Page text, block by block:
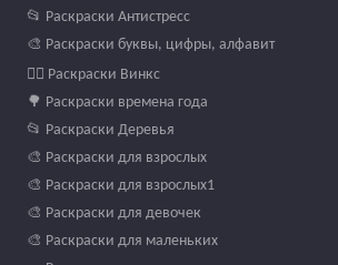
📂 Раскраски Антистресс
🎨 Раскраски буквы, цифры, алфавит
🧚‍♀️ Раскраски Винкс
🌳 Раскраски времена года
📂 Раскраски Деревья
🎨 Раскраски для взрослых
🎨 Раскраски для взрослых1
🎨 Раскраски для девочек
🎨 Раскраски для маленьких